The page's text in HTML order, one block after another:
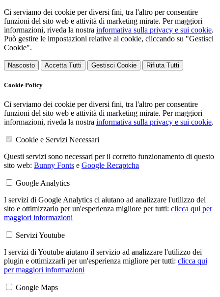
Ci serviamo dei cookie per diversi fini, tra l'altro per consentire
funzioni del sito web e attività di marketing mirate. Per maggiori
informazioni, riveda la nostra informativa sulla privacy e sui cookie.
Può gestire le impostazioni relative ai cookie, cliccando su "Gestisci
Cookie".
Nascosto Accetta Tutti Gestisci Cookie Rifiuta Tutti
Cookie Policy
Ci serviamo dei cookie per diversi fini, tra l'altro per consentire
funzioni del sito web e attività di marketing mirate. Per maggiori
informazioni, riveda la nostra informativa sulla privacy e sui cookie.
Cookie e Servizi Necessari
Questi servizi sono necessari per il corretto funzionamento di questo
sito web: Bunny Fonts e Google Recaptcha
Google Analytics
I servizi di Google Analytics ci aiutano ad analizzare l'utilizzo del
sito e ottimizzarlo per un'esperienza migliore per tutti: clicca qui per
maggiori informazioni
Servizi Youtube
I servizi di Youtube aiutano il servizio ad analizzare l'utilizzo dei
plugin e ottimizzarli per un'esperienza migliore per tutti: clicca qui
per maggiori informazioni
Google Maps